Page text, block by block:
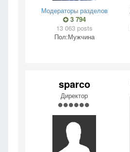
Модераторы разделов
3 794
13 063 posts
Пол:Мужчина
sparco
Директор